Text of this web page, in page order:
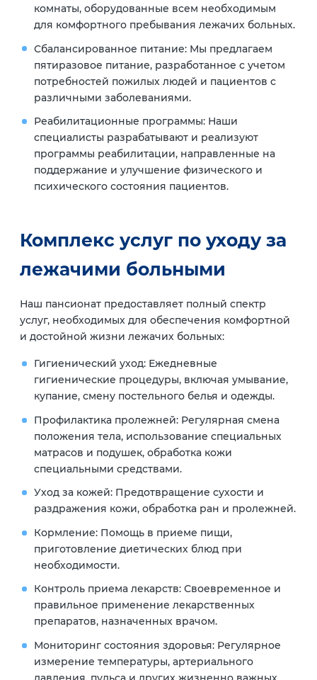
комнаты, оборудованные всем необходимым
для комфортного пребывания лежачих больных.
Сбалансированное питание:Мы предлагаем
пятиразовое питание, разработанное с учетом
потребностей пожилых людей и пациентов с
различными заболеваниями.
Реабилитационные программы:Наши
специалисты разрабатывают и реализуют
программы реабилитации, направленные на
поддержание и улучшение физического и
психического состояния пациентов.
Комплекс услуг по уходу за
лежачими больными
Наш пансионат предоставляет полный спектр
услуг, необходимых для обеспечения комфортной
и достойной жизни лежачих больных:
Гигиенический уход:Ежедневные
гигиенические процедуры, включая умывание,
купание, смену постельного белья и одежды.
Профилактика пролежней:Регулярная смена
положения тела, использование специальных
матрасов и подушек, обработка кожи
специальными средствами.
Уход за кожей:Предотвращение сухости и
раздражения кожи, обработка ран и пролежней.
Кормление:Помощь в приеме пищи,
приготовление диетических блюд при
необходимости.
Контроль приема лекарств:Своевременное и
правильное применение лекарственных
препаратов, назначенных врачом.
Мониторинг состояния здоровья:Регулярное
измерение температуры, артериального